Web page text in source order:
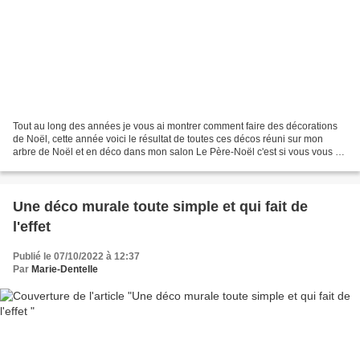
Tout au long des années je vous ai montrer comment faire des décorations
de Noël, cette année voici le résultat de toutes ces décos réuni sur mon
arbre de Noël et en déco dans mon salon Le Père-Noël c'est si vous vous en
Une déco murale toute simple et qui fait de
l'effet
Publié le 07/10/2022 à 12:37
Par Marie-Dentelle